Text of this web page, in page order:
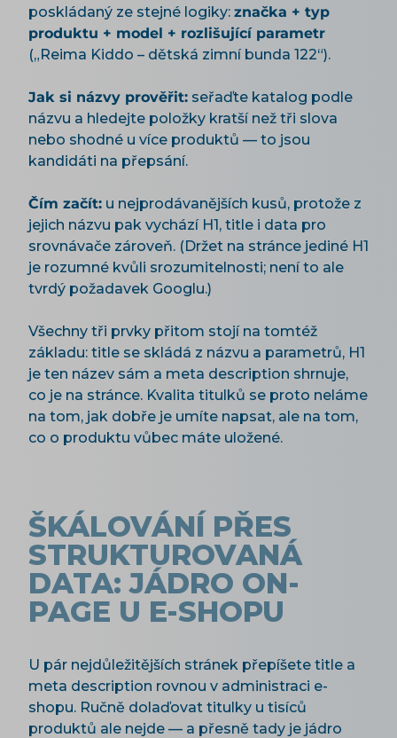
poskládaný ze stejné logiky: značka + typ
produktu + model + rozlišující parametr
(„Reima Kiddo – dětská zimní bunda 122“).
Jak si názvy prověřit: seřaďte katalog podle
názvu a hledejte položky kratší než tři slova
nebo shodné u více produktů — to jsou
kandidáti na přepsání.
Čím začít: u nejprodávanějších kusů, protože z
jejich názvu pak vychází H1, title i data pro
srovnávače zároveň. (Držet na stránce jediné H1
je rozumné kvůli srozumitelnosti; není to ale
tvrdý požadavek Googlu.)
Všechny tři prvky přitom stojí na tomtéž
základu: title se skládá z názvu a parametrů, H1
je ten název sám a meta description shrnuje,
co je na stránce. Kvalita titulků se proto neláme
na tom, jak dobře je umíte napsat, ale na tom,
co o produktu vůbec máte uložené.
ŠKÁLOVÁNÍ PŘES
STRUKTUROVANÁ
DATA: JÁDRO ON-
PAGE U E-SHOPU
U pár nejdůležitějších stránek přepíšete title a
meta description rovnou v administraci e-
shopu. Ručně dolaďovat titulky u tisíců
produktů ale nejde — a přesně tady je jádro